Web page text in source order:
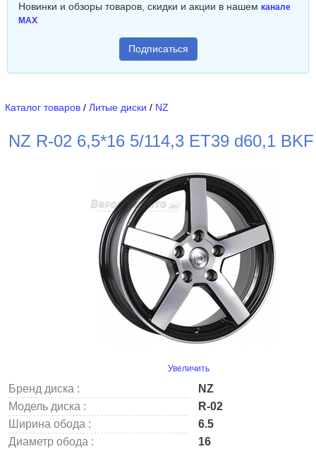
Новинки и обзоры товаров, скидки и акции в нашем канале
MAX
Подписаться
Каталог товаров / Литые диски / NZ
NZ R-02 6,5*16 5/114,3 ET39 d60,1 BKF
Увеличить
Бренд диска :
NZ
Модель диска :
R-02
Ширина обода :
6.5
Диаметр обода :
16